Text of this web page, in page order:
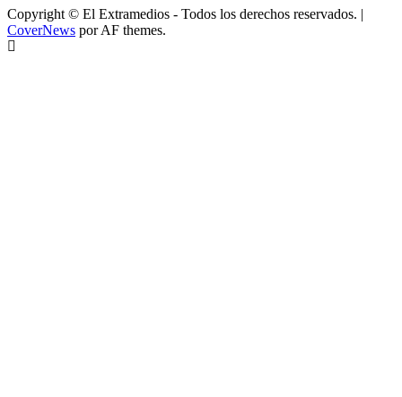
Copyright © El Extramedios - Todos los derechos reservados. |
CoverNews por AF themes.